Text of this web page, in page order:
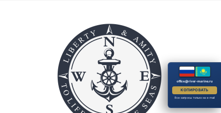
office@river-marine.ru
КОПИРОВАТЬ
Все запросы только на e-mail